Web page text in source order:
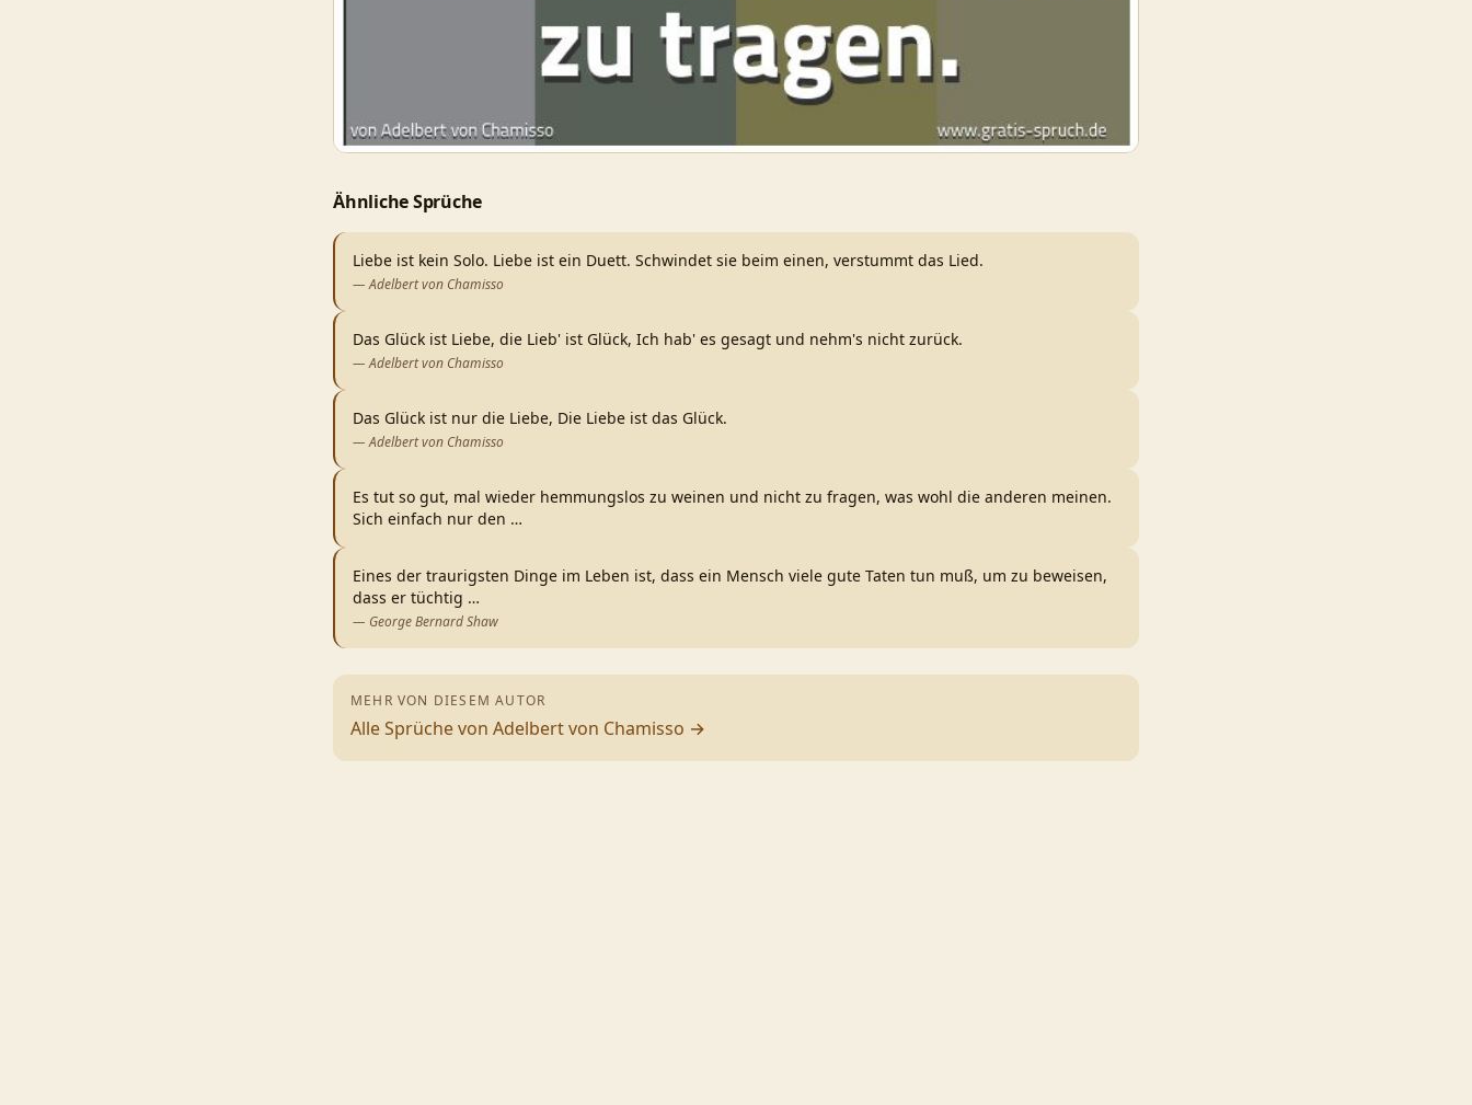
Ähnliche Sprüche
Liebe ist kein Solo. Liebe ist ein Duett. Schwindet sie beim einen, verstummt das Lied.
—Adelbert von Chamisso
Das Glück ist Liebe, die Lieb' ist Glück, Ich hab' es gesagt und nehm's nicht zurück.
—Adelbert von Chamisso
Das Glück ist nur die Liebe, Die Liebe ist das Glück.
—Adelbert von Chamisso
Es tut so gut, mal wieder hemmungslos zu weinen und nicht zu fragen, was wohl die anderen meinen.
Sich einfach nur den …
Eines der traurigsten Dinge im Leben ist, dass ein Mensch viele gute Taten tun muß, um zu beweisen,
dass er tüchtig …
— George Bernard Shaw
MEHR VON DIESEM AUTOR
Alle Sprüche von Adelbert von Chamisso →